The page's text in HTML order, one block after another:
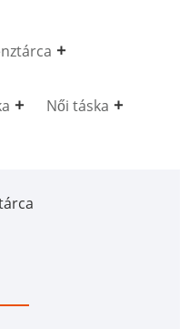
Női táska